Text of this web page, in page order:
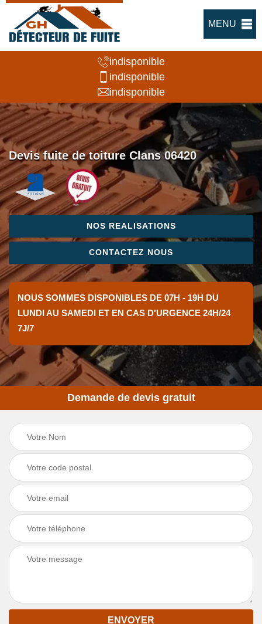
MENU
indisponible
indisponible
indisponible
Devis fuite de toiture Clans 06420
NOS REALISATIONS
CONTACTEZ NOUS
NOUS SOMMES DISPONIBLES DE 07H - 19H DU
LUNDI AU SAMEDI ET EN CAS D'URGENCE 24H/24
7J/7
Demande de devis gratuit